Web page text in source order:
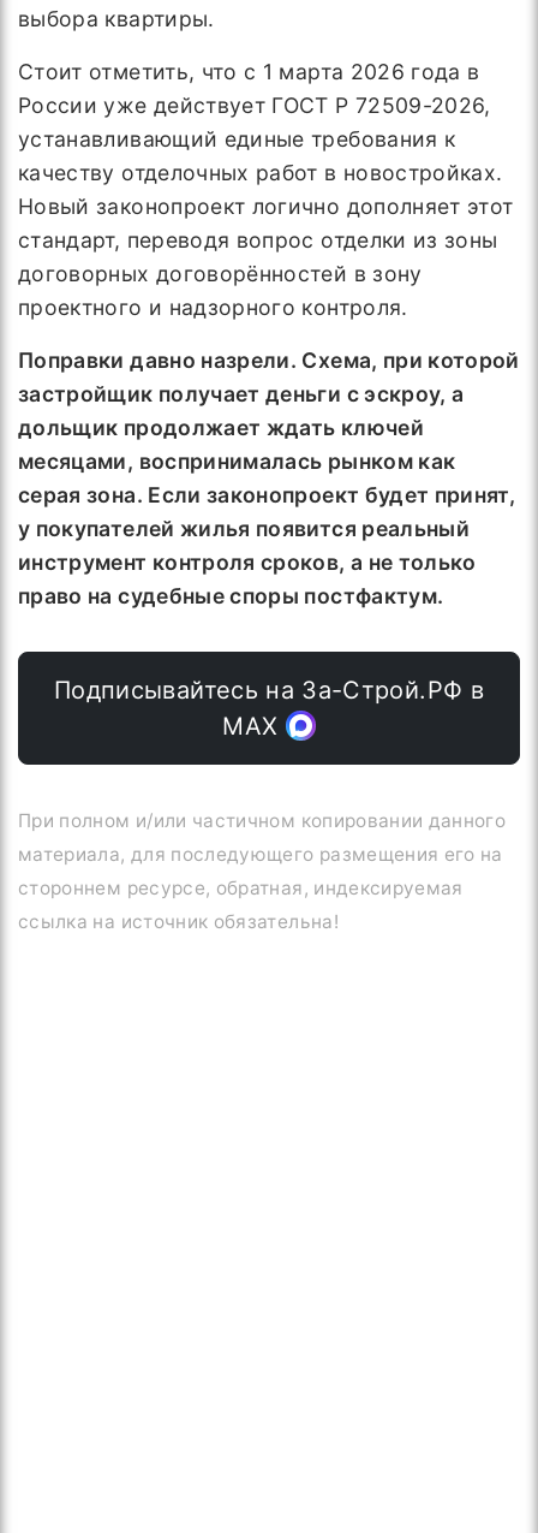
выбора квартиры.
Стоит отметить, что с 1 марта 2026 года в
России уже действует ГОСТ Р 72509-2026,
устанавливающий единые требования к
качеству отделочных работ в новостройках.
Новый законопроект логично дополняет этот
стандарт, переводя вопрос отделки из зоны
договорных договорённостей в зону
проектного и надзорного контроля.
Поправки давно назрели. Схема, при которой
застройщик получает деньги с эскроу, а
дольщик продолжает ждать ключей
месяцами, воспринималась рынком как
серая зона. Если законопроект будет принят,
у покупателей жилья появится реальный
инструмент контроля сроков, а не только
право на судебные споры постфактум.
Подписывайтесь на За-Строй.РФ в
МАХ
При полном и/или частичном копировании данного
материала, для последующего размещения его на
стороннем ресурсе, обратная, индексируемая
ссылка на источник обязательна!